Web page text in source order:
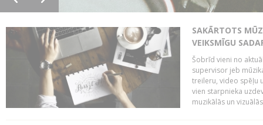
SAKĀRTOTS
VEIKSMĪGU
Šobrīd vieni no
supervisor jeb
treileru, video spēļu
vien starpnieka
muzikālās un